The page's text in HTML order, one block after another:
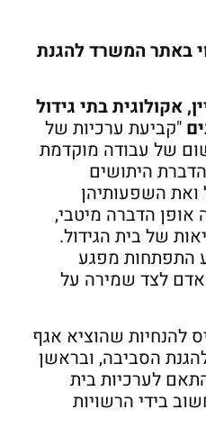
באתר המשרד להגנת
אקולוגית בתי גידול
"קביעת ערכיות של
של עבודה מוקדמת
היתושים
השפעותיהן
אופן הדברה מיטבי,
של בית הגידול.
התפתחות מפגע
לצד שמירה על
להנחיות שהוציא אגף
הסביבה, ובראשן
לערכיות בית
בידי הרשויות